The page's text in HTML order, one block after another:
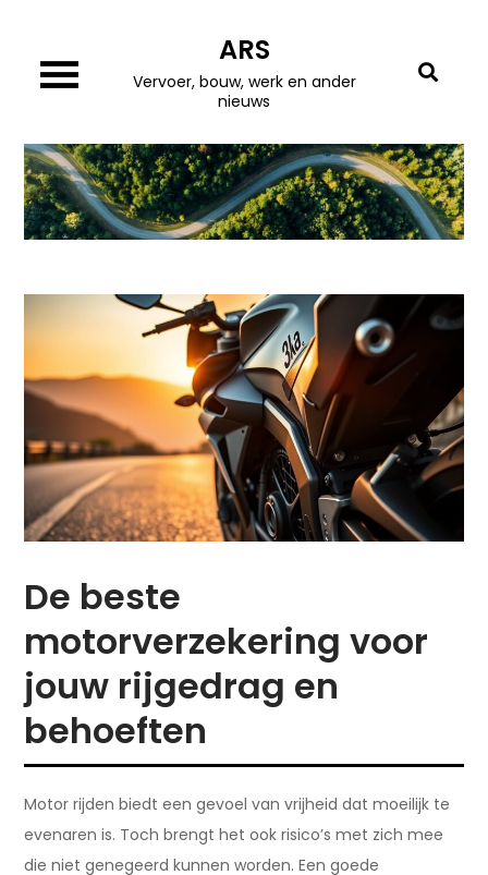
content
ARS
Vervoer, bouw, werk en ander
nieuws
De beste
motorverzekering voor
jouw rijgedrag en
behoeften
Motor rijden biedt een gevoel van vrijheid dat moeilijk te
evenaren is. Toch brengt het ook risico’s met zich mee
die niet genegeerd kunnen worden. Een goede